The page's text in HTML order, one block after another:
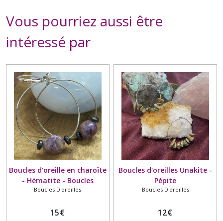
Vous pourriez aussi être
intéressé par
Boucles d'oreille en charoïte
- Hématite - Boucles
d'oreilles - Galets - Russie
Boucles D'oreilles
15€
Boucles d'oreilles Unakite -
Pépite
Boucles D'oreilles
12€